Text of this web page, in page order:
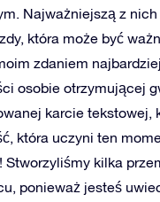
Najważniejszą z
która może być
zdaniem
osobie otrzymującej
karcie tekstowej,
która uczyni ten
Stworzyliśmy kilka
ponieważ jesteś